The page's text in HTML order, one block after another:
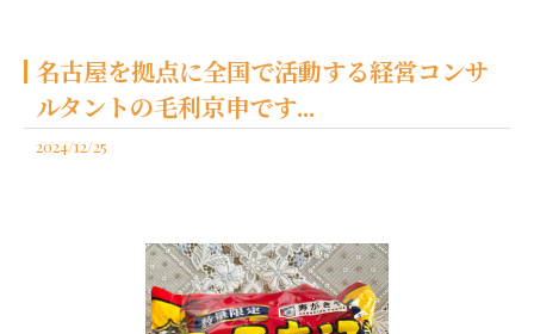
名古屋を拠点に全国で活動する経営コンサ
ルタントの毛利京申です...
2024/12/25